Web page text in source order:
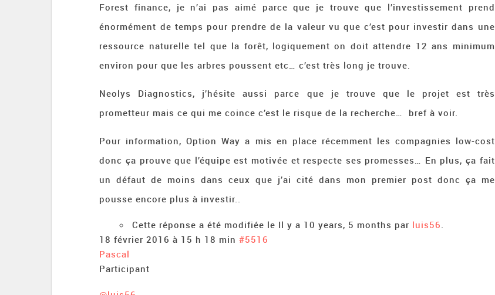
Forest finance, je n’ai pas aimé parce que je trouve que l’investissement prend
énormément de temps pour prendre de la valeur vu que c’est pour investir dans une
ressource naturelle tel que la forêt, logiquement on doit attendre 12 ans minimum
environ pour que les arbres poussent etc… c’est très long je trouve.
Neolys Diagnostics, j’hésite aussi parce que je trouve que le projet est très
prometteur mais ce qui me coince c’est le risque de la recherche… bref à voir.
Pour information, Option Way a mis en place récemment les compagnies low-cost
donc ça prouve que l’équipe est motivée et respecte ses promesses… En plus, ça fait
un défaut de moins dans ceux que j’ai cité dans mon premier post donc ça me
pousse encore plus à investir..
Cette réponse a été modifiée le Il y a 10 years, 5 months par luis56.
18 février 2016 à 15 h 18 min #5516
Pascal
Participant